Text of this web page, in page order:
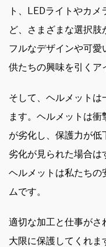
ト、LEDライトやカ
ど、さまざまな選択
フルなデザインや可
供たちの興味を引くア
そして、ヘルメットは
ます。ヘルメットは
が劣化し、保護力が
劣化が見られた場合は
ヘルメットは私たちの
ムです。
適切な加工と仕事がさ
大限に保護してくれ